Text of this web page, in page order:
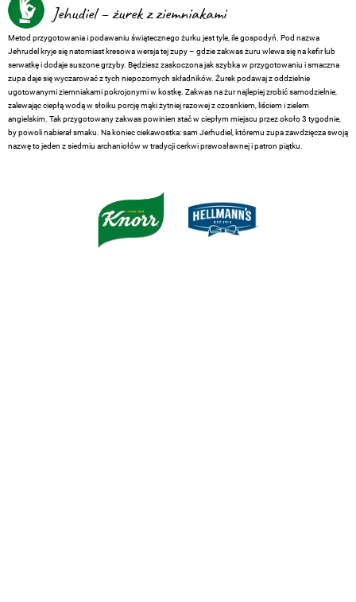
Jehudiel – żurek z ziemniakami
Metod przygotowania i podawaniu świątecznego żurku jest tyle, ile gospodyń. Pod nazwa
Jehrudel kryje się natomiast kresowa wersja tej zupy – gdzie zakwas żuru wlewa się na kefir lub
serwatkę i dodaje suszone grzyby. Będziesz zaskoczona jak szybka w przygotowaniu i smaczna
zupa daje się wyczarować z tych niepozornych składników. Żurek podawaj z oddzielnie
ugotowanymi ziemniakami pokrojonymi w kostkę. Zakwas na żur najlepiej zrobić samodzielnie,
zalewając ciepłą wodą w słoiku porcję mąki żytniej razowej z czosnkiem, liściem i zielem
angielskim. Tak przygotowany zakwas powinien stać w ciepłym miejscu przez około 3 tygodnie,
by powoli nabierał smaku. Na koniec ciekawostka: sam Jerhudiel, któremu zupa zawdzięcza swoją
nazwę to jeden z siedmiu archaniołów w tradycji cerkwi prawosławnej i patron piątku.